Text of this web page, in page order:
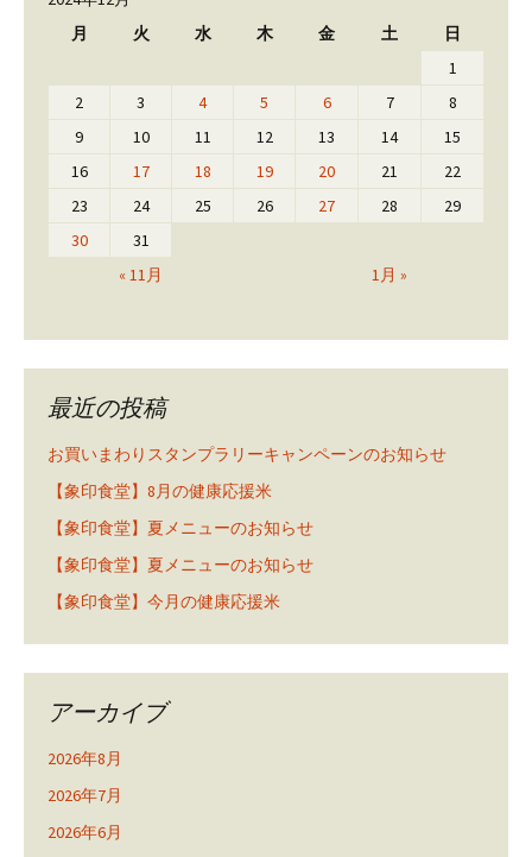
月
火 水 木 金 土 日
« 11月 1月 »
1
2
3 4 5 6 7
8
9
10 11 12 13 14
15
16
17 18 19 20 21
22
23
24 25 26 27 28
29
30
31
最近の投稿
お買いまわりスタンプラリーキャンペーンのお知らせ
【象印食堂】8月の健康応援米
【象印食堂】夏メニューのお知らせ
【象印食堂】夏メニューのお知らせ
【象印食堂】今月の健康応援米
アーカイブ
2026年8月
2026年7月
2026年6月